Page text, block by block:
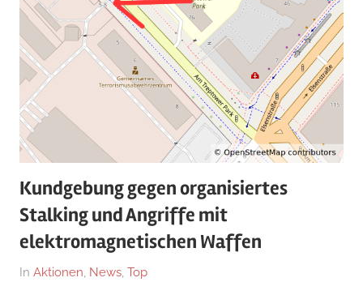
Kundgebung gegen organisiertes
Stalking und Angriffe mit
elektromagnetischen Waffen
Am
Von
In Aktionen, News, Top